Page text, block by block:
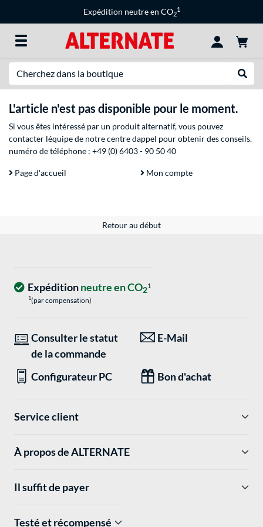
Expédition neutre en CO2
1
L'article n'est pas disponible pour le moment.
Si vous êtes intéressé par un produit alternatif, vous pouvez
contacter léquipe de notre centre dappel pour obtenir des conseils.
numéro de téléphone : +49 (0) 6403 - 90 50 40
Page d'accueil Mon compte
Retour au début
Expéditionneutre en CO21
1(par compensation)
Consulter le statut
de la commande
E-Mail
Configurateur PC Bon d'achat
Service client
À propos de ALTERNATE
Il suffit de payer
Testé et récompensé